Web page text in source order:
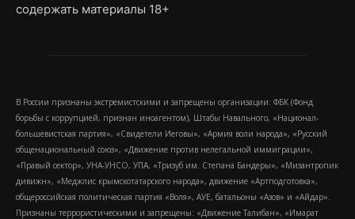
содержать материалы 18+
В России признаны экстремистскими и запрещены организации: ФБК (Фонд
борьбы с коррупцией, признан иноагентом), Штабы Навального, «Национал-
большевистская партия», «Свидетели Иеговы», «Армия воли народа», «Русский
общенациональный союз», «Движение против нелегальной иммиграции»,
«Правый сектор», УНА-УНСО, УПА, «Тризуб им. Степана Бандеры», «Мизантропик
дивижн», «Меджлис крымскотатарского народа», движение «Артподготовка»,
общероссийская политическая партия «Воля», АУЕ, батальоны «Азов» и «Айдар».
Признаны террористическими и запрещены: «Движение Талибан», «Имарат